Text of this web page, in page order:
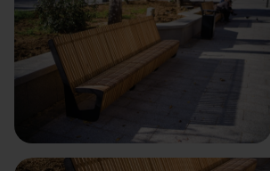
Anterior